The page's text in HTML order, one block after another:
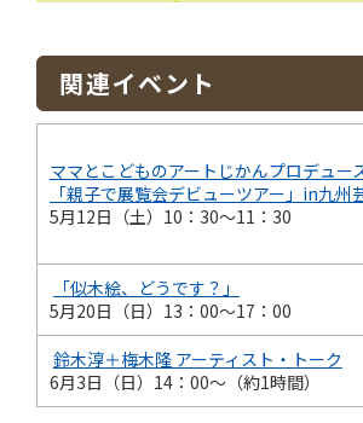
関連イベント
ママとこどものアートじかんプロデュー
「親子で展覧会デビューツアー」in九州
5月12日（土）10：30〜11：30
「似木絵、どうです？」
5月20日（日）13：00～17：00
鈴木淳＋梅木隆 アーティスト・トーク
6月3日（日）14：00～（約1時間）